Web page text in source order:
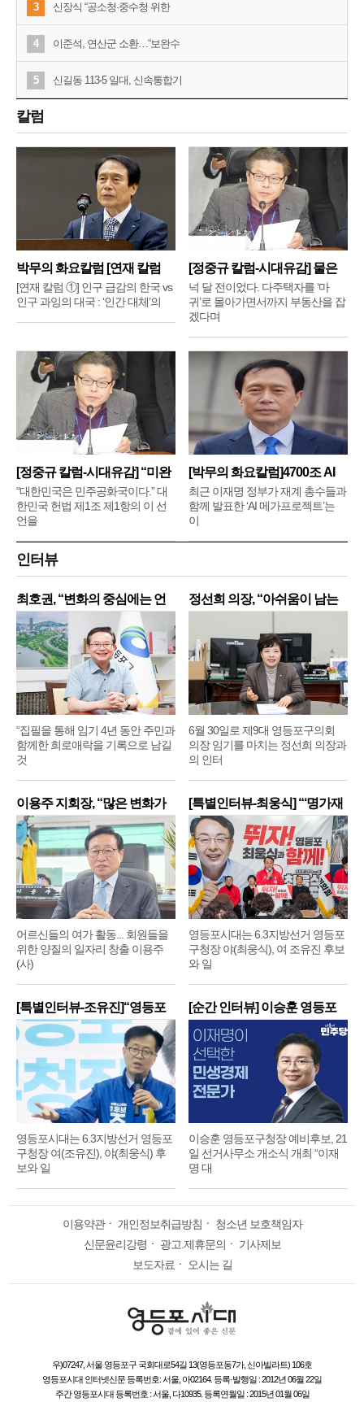
3 신장식 “공소청·중수청 위한
4 이준석, 연산군 소환…“보완수
5 신길동 113-5 일대, 신속통합기
칼럼
박무의 화요칼럼 [연재 칼럼
①]
[연재 칼럼 ①] 인구 급감의 한국 vs
인구 과잉의 대국 : ‘인간 대체’의
[정중규 칼럼-시대유감] 물은
배
넉 달 전이었다. 다주택자를 ‘마
귀’로 몰아가면서까지 부동산을 잡
겠다며
[정중규 칼럼-시대유감] “미완
“대한민국은 민주공화국이다.” 대
한민국 헌법 제1조 제1항의 이 선
언을
[박무의 화요칼럼]4700조 AI
메
최근 이재명 정부가 재계 총수들과
함께 발표한 ‘AI 메가프로젝트’는
이
인터뷰
최호권, “변화의 중심에는 언
제
“집필을 통해 임기 4년 동안 주민과
함께한 희로애락을 기록으로 남길
것
정선희 의장, “아쉬움이 남는
6월 30일로 제9대 영등포구의회
의장 임기를 마치는 정선희 의장과
의 인터
이용주 지회장, “많은 변화가
어르신들의 여가 활동... 회원들을
위한 양질의 일자리 창출 이용주
(사)
[특별인터뷰-최웅식] “‘명가재
영등포시대는 6.3지방선거 영등포
구청장 야(최웅식), 여 조유진 후보
와 일
[특별인터뷰-조유진]“영등포
구
영등포시대는 6.3지방선거 영등포
구청장 여(조유진), 야(최웅식) 후
보와 일
[순간 인터뷰] 이승훈 영등포
구
이승훈 영등포구청장 예비후보, 21
일 선거사무소 개소식 개최 “이재
명 대
이용약관ㆍ 개인정보취급방침 ㆍ 청소년 보호책임자
신문윤리강령 ㆍ 광고.제휴문의 ㆍ 기사제보
보도자료ㆍ 오시는 길
우)07247, 서울 영등포구 국회대로54길 13(영등포동7가, 신아빌라트) 106호
영등포시대 인터넷신문 등록번호: 서울, 아02164. 등록·발행일 : 2012년 06월 22일
주간 영등포시대 등록번호 : 서울, 다10935. 등록연월일 : 2015년 01월 06일